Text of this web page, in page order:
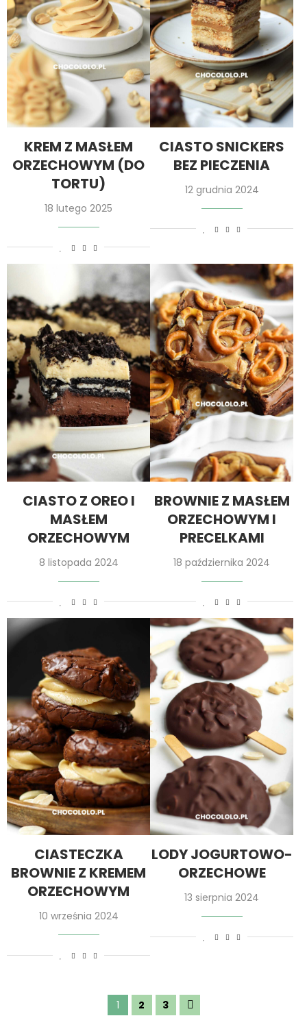
KREM Z MASŁEM
ORZECHOWYM (DO
TORTU)
18 lutego 2025
CIASTO SNICKERS
BEZ PIECZENIA
12 grudnia 2024
CIASTO Z OREO I
MASŁEM
ORZECHOWYM
8 listopada 2024
BROWNIE Z MASŁEM
ORZECHOWYM I
PRECELKAMI
18 października 2024
CIASTECZKA
BROWNIE Z KREMEM
ORZECHOWYM
10 września 2024
LODY JOGURTOWO-
ORZECHOWE
13 sierpnia 2024
1 2 3